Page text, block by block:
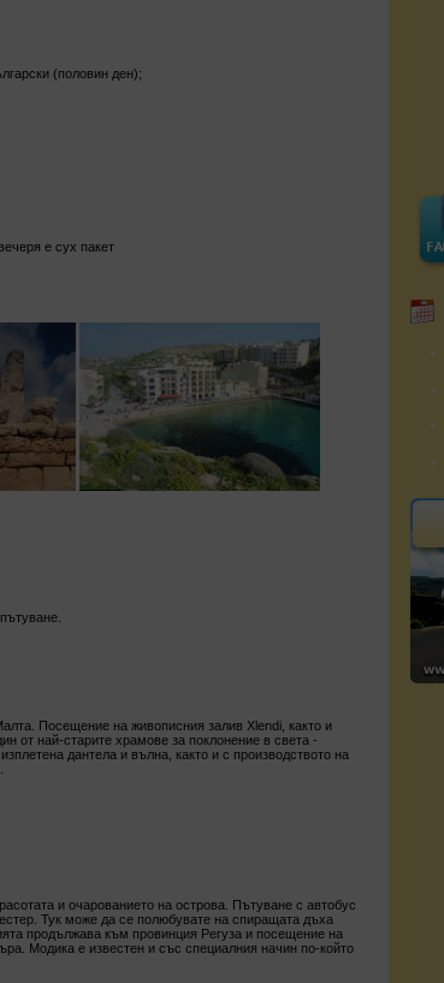
(половин ден);
е сух пакет
Посещение на живописния залив Xlendi, както и
от най-старите храмове за поклонение в света -
дантела и вълна, както и с производството на
и очарованието на острова. Пътуване с автобус
Тук може да се полюбувате на спиращата дъха
продължава към провинция Регуза и посещение на
Модика е известен и със специалния начин по-който